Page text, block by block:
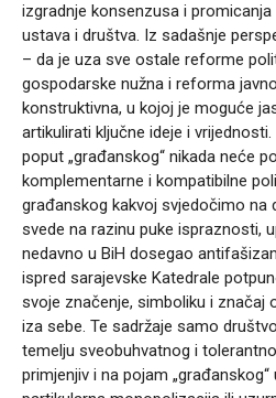
izgradnje konsenzusa i
ustava i društva. Iz sadašnje
– da je uza sve ostale reforme
gospodarske nužna i reforma
konstruktivna, u kojoj je moguće
artikulirati ključne ideje i
poput „građanskog“ nikada neće
komplementarne i kompatibilne
građanskog kakvoj svjedočimo na
svede na razinu puke ispraznosti,
nedavno u BiH dosegao
ispred sarajevske Katedrale
svoje značenje, simboliku i značaj
iza sebe. Te sadržaje samo
temelju sveobuhvatnog i
primjenjiv i na pojam